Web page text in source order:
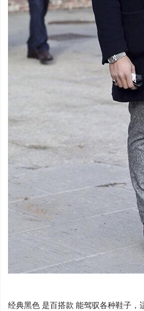
经典黑色 是百搭款 能驾驭各种鞋子，